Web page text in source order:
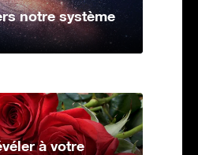
notre système
à votre